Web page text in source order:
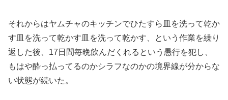
それからはヤムチャのキッチンでひたすら皿を洗って乾か
す皿を洗って乾かす皿を洗って乾かす、という作業を繰り
返した後、17日間毎晩飲んだくれるという愚行を犯し、
もはや酔っ払ってるのかシラフなのかの境界線が分からな
い状態が続いた。